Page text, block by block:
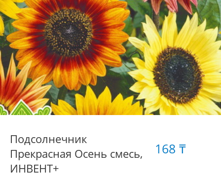
Подсолнечник
Прекрасная Осень смесь,
ИНВЕНТ+
168 ₸